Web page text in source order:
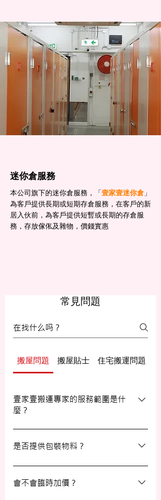
迷你倉服務
本公司旗下的迷你倉服務，「壹家壹迷你倉 」
為客戶提供長期或短期存倉服務，在客戶的新
居入伙前，為客戶提供短暫或長期的存倉服
務，存放傢俬及雜物，價錢實惠
常見問題
搬屋問題 搬屋貼士 住宅搬運問題
壹家壹搬運專家的服務範圍是什
麼？
壹家壹搬運專家的服務覆蓋港九及新界，無
論是一般搬屋服務還是商務搬遷，我們都能
是否提供包裝物料？
是的，我們會為客戶提供包裝物料。如有需
要，請隨時與我們的客戶服務員查詢。
會不會臨時加價？